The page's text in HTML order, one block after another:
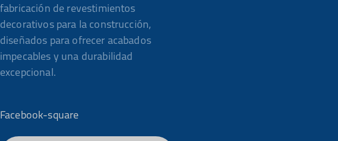
fabricación de revestimientos
decorativos para la construcción,
diseñados para ofrecer acabados
impecables y una durabilidad
excepcional.
Facebook-square